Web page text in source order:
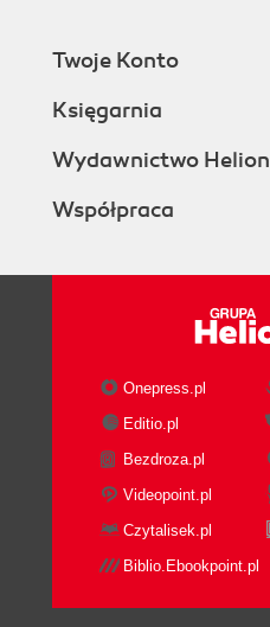
Twoje Konto
Księgarnia
Wydawnictwo Helion
Współpraca
Onepress.pl
Editio.pl
Bezdroza.pl
Videopoint.pl
Czytalisek.pl
Biblio.Ebookpoint.pl